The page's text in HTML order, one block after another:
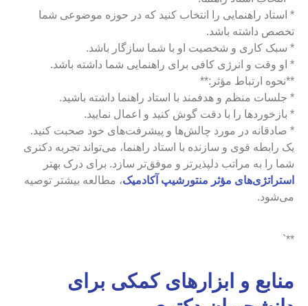
* استاد راهنمایی را انتخاب کنید که در حوزه موضوعی شما
تخصص داشته باشد.
* سبک کاری و شخصیت او با شما سازگار باشد.
* او وقت و انرژی کافی برای راهنمایی شما داشته باشد.
**نحوه ارتباط مؤثر:**
* جلسات منظم و هدفمند با استاد راهنما داشته باشید.
* بازخوردها را با دقت گوش کنید و اعمال نمایید.
* صادقانه در مورد چالش‌ها و پیشرفت‌های خود صحبت کنید.
یک رابطه قوی و سازنده با استاد راهنما، می‌تواند تجربه دکتری
شما را به مراتب دلپذیرتر و موفق‌تر سازد. برای درک بهتر
استراتژی‌های مؤثر منتورشیپ آکادمیک، مطالعه بیشتر توصیه
می‌شود.
**`
منابع و ابزارهای کمکی برای